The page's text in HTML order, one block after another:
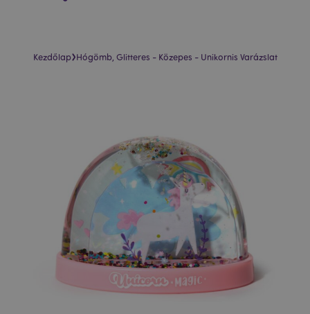
Kezdőlap›Hógömb, Glitteres - Közepes - Unikornis Varázslat